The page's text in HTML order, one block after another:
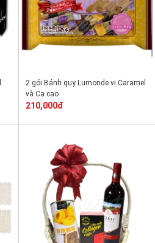
2 gói Bánh quy Lumonde vị Caramel
và Ca cao
210,000đ